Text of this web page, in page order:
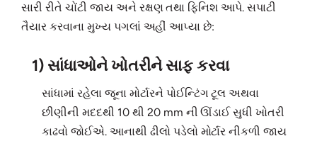
સારી રીતે ચોંટી જાય અને રક્ષણ તથા ફિનિશ આપે. સપાટી
તૈયાર કરવાના મુખ્ય પગલાં અહીં આપ્યા છે:
1) સાંધાઓને ખોતરીને સાફ કરવા
સાંધામાં રહેલા જૂના મોર્ટારને પોઈન્ટિંગ ટૂલ અથવા
છીણીની મદદથી 10 થી 20 mm ની ઊંડાઈ સુધી ખોતરી
કાઢવો જોઈએ. આનાથી ઢીલો પડેલો મોર્ટાર નીકળી જાય